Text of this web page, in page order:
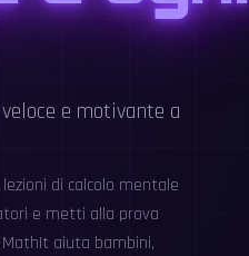
e motivante a
di calcolo mentale
e metti alla prova
aiuta bambini,